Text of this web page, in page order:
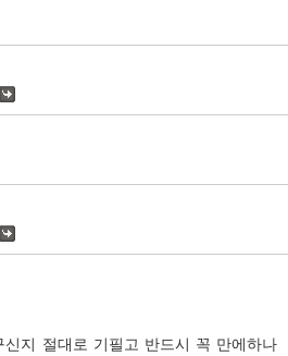
지 절대로 기필고 반드시 꼭 만에하나